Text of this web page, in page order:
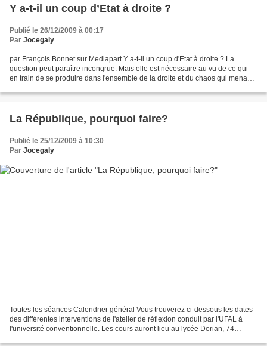
Y a-t-il un coup d’Etat à droite ?
Publié le 26/12/2009 à 00:17
Par Jocegaly
par François Bonnet sur Mediapart Y a-t-il un coup d'Etat à droite ? La
question peut paraître incongrue. Mais elle est nécessaire au vu de ce qui
en train de se produire dans l'ensemble de la droite et du chaos qui menace
La République, pourquoi faire?
Publié le 25/12/2009 à 10:30
Par Jocegaly
Toutes les séances Calendrier général Vous trouverez ci-dessous les dates
des différentes interventions de l'atelier de réflexion conduit par l'UFAL à
l'université conventionnelle. Les cours auront lieu au lycée Dorian, 74